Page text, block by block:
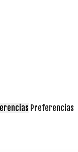
Preferencias